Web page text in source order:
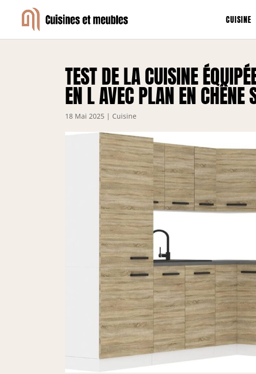
CUISINE
TEST DE LA CUISINE
EN L AVEC PLAN EN CHÊNE
18 Mai 2025 | Cuisine